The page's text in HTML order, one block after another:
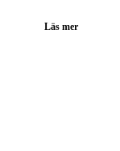
Läs mer